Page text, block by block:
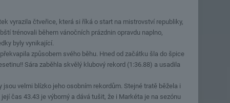
vyrazila čtveřice, která si říká o start na mistrovství republiky,
trénovali během vánočních prázdnin opravdu naplno,
byly vynikající.
způsobem svého běhu. Hned od začátku šla do špice
Sára zaběhla skvělý klubový rekord (1:36.88) a usadila
velmi blízko jeho osobním rekordům. Stejné tratě běžela i
čas 43.43 je výborný a dává tušit, že i Markéta je na sezónu